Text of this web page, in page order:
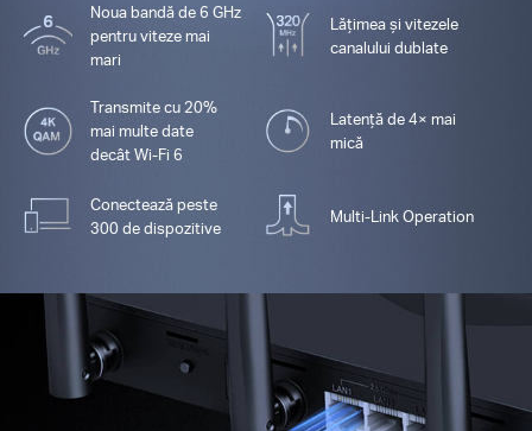
Noua bandă de 6 GHz
pentru viteze mai
mari
Lățimea și vitezele
canalului dublate
Transmite cu 20%
mai multe date
decât Wi-Fi 6
Latență de 4× mai
mică
Conectează peste
300 de dispozitive
Multi-Link Operation